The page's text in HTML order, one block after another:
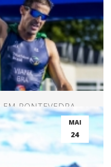
PONTEVEDRA -
MAI
24